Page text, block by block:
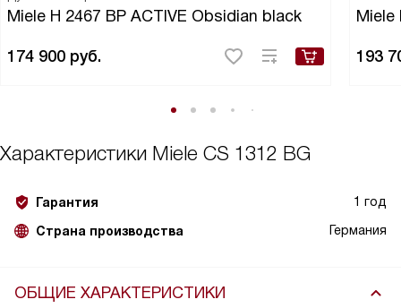
Miele H 2467 BP ACTIVE Obsidian black
174 900 руб.
Miele
193
Характеристики Miele CS 1312 BG
Гарантия 1 год
Страна производства Германия
ОБЩИЕ ХАРАКТЕРИСТИКИ